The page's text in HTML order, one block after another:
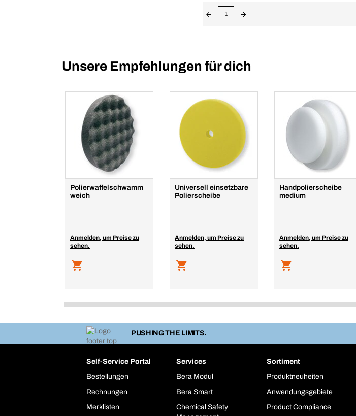
1
Unsere Empfehlungen für dich
Polierwaffelschwamm
weich
Anmelden, um Preise zu
sehen.
Universell einsetzbare
Polierscheibe
Anmelden, um Preise zu
sehen.
Handpolierscheibe
medium
Anmelden, um Preise zu
sehen.
PUSHING THE LIMITS.
Self-Service Portal
Bestellungen
Rechnungen
Merklisten
Services
Bera Modul
Bera Smart
Chemical Safety
Sortiment
Produktneuheiten
Anwendungsgebiete
Product Compliance